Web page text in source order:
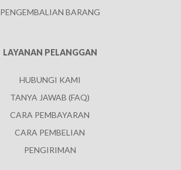
PENGEMBALIAN BARANG
LAYANAN PELANGGAN
HUBUNGI KAMI
TANYA JAWAB (FAQ)
CARA PEMBAYARAN
CARA PEMBELIAN
PENGIRIMAN